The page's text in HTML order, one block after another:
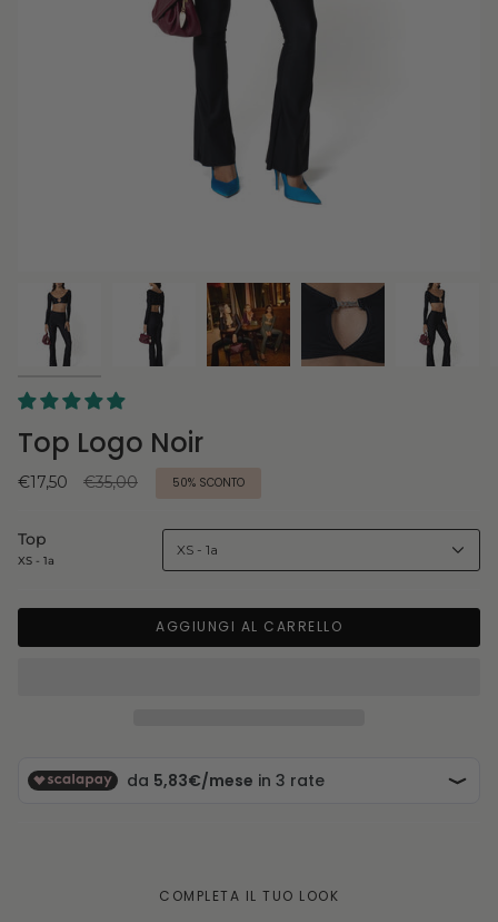
Top Logo Noir
€17,50
Prezzo
€35,00 50% SCONTO
Top
XS - 1a
XS - 1a
AGGIUNGI AL CARRELLO
COMPLETA IL TUO LOOK